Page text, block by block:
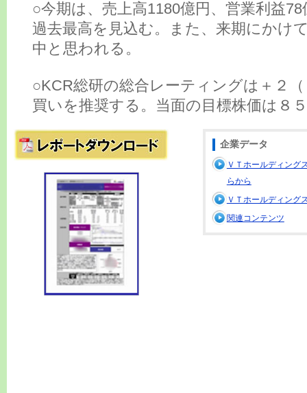
○今期は、売上高1180億円、営業利益
過去最高を見込む。また、来期にかけ
中と思われる。
○KCR総研の総合レーティングは＋
買いを推奨する。当面の目標株価は８
企業データ
ＶＴホールディング
らから
ＶＴホールディング
関連コンテンツ